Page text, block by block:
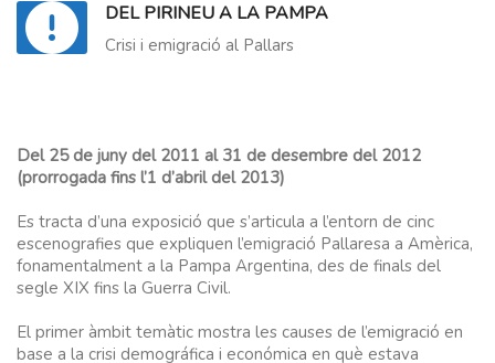
DEL PIRINEU A LA PAMPA
Crisi i emigració al Pallars
Del 25 de juny del 2011 al 31 de desembre del 2012
(prorrogada fins l’1 d’abril del 2013)
Es tracta d’una exposició que s’articula a l’entorn de cinc
escenografies que expliquen l’emigració Pallaresa a Amèrica,
fonamentalment a la Pampa Argentina, des de finals del
segle XIX fins la Guerra Civil.
El primer àmbit temàtic mostra les causes de l’emigració en
base a la crisi demográfica i económica en què estava